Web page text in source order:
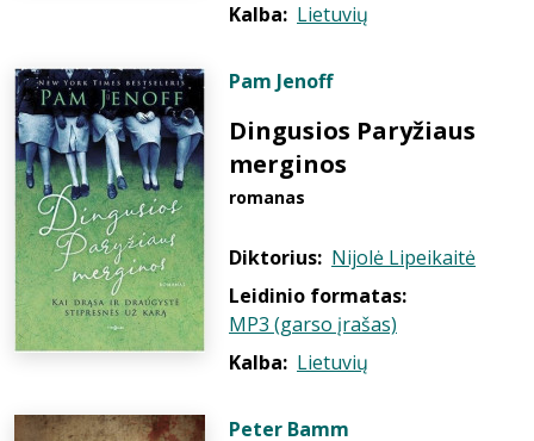
Kalba: Lietuvių
Pam Jenoff
Dingusios Paryžiaus
merginos
romanas
Diktorius: Nijolė Lipeikaitė
Leidinio formatas:
MP3 (garso įrašas)
Kalba: Lietuvių
Peter Bamm